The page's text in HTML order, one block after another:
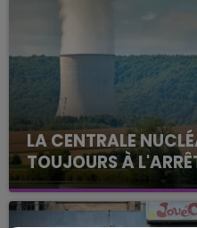
LA CENTRALE
TOUJOURS À
Cela fait déjà une
nucléaire ardennaise